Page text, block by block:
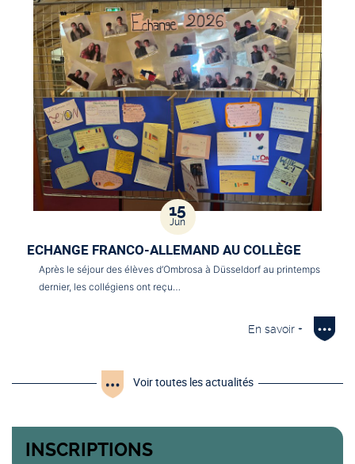
15
Jun
ECHANGE FRANCO-ALLEMAND AU COLLÈGE
Après le séjour des élèves d’Ombrosa à Düsseldorf au printemps
dernier, les collégiens ont reçu…
En savoir +
Voir toutes les actualités
INSCRIPTIONS